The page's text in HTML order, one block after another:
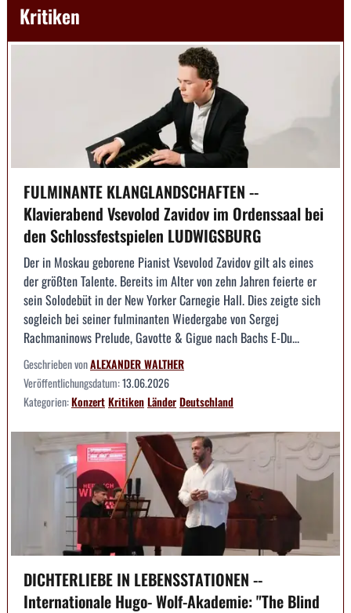
Kritiken
FULMINANTE KLANGLANDSCHAFTEN --
Klavierabend Vsevolod Zavidov im Ordenssaal bei
den Schlossfestspielen LUDWIGSBURG
Der in Moskau geborene Pianist Vsevolod Zavidov gilt als eines
der größten Talente. Bereits im Alter von zehn Jahren feierte er
sein Solodebüt in der New Yorker Carnegie Hall. Dies zeigte sich
sogleich bei seiner fulminanten Wiedergabe von Sergej
Rachmaninows Prelude, Gavotte & Gigue nach Bachs E-Du...
Geschrieben vonALEXANDER WALTHER
Veröffentlichungsdatum:13.06.2026
Kategorien:KonzertKritikenLänderDeutschland
DICHTERLIEBE IN LEBENSSTATIONEN --
Internationale Hugo- Wolf-Akademie: "The Blind